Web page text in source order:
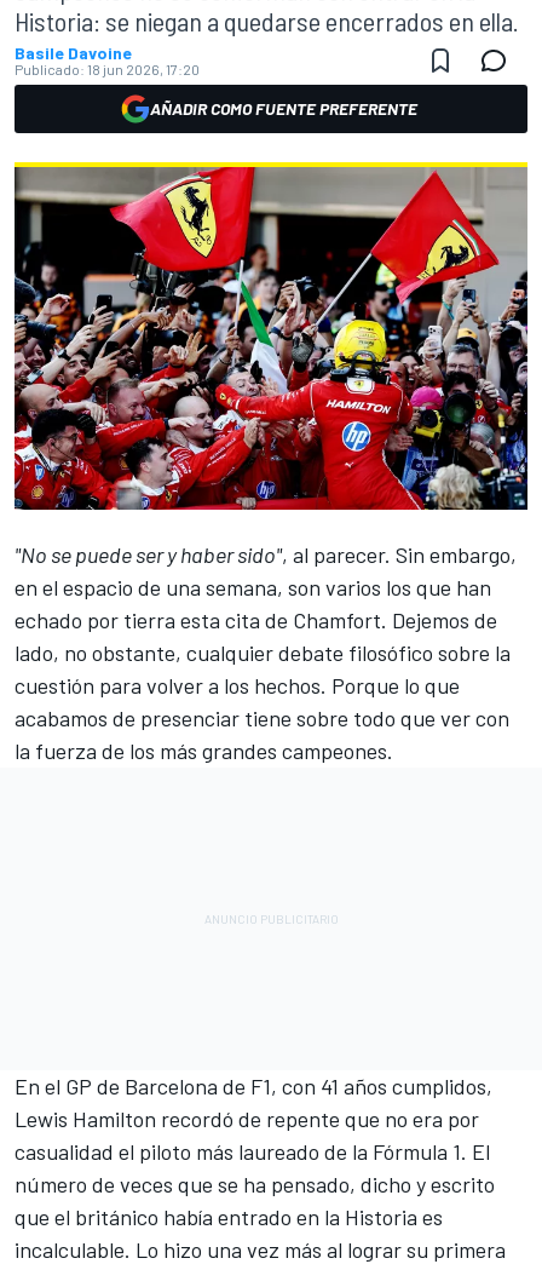
Historia: se niegan a quedarse encerrados en ella.
Basile Davoine
Publicado: 18 jun 2026, 17:20
AÑADIR COMO FUENTE PREFERENTE
"No se puede ser y haber sido", al parecer. Sin embargo,
en el espacio de una semana, son varios los que han
echado por tierra esta cita de Chamfort. Dejemos de
lado, no obstante, cualquier debate filosófico sobre la
cuestión para volver a los hechos. Porque lo que
acabamos de presenciar tiene sobre todo que ver con
la fuerza de los más grandes campeones.
En el GP de Barcelona de F1, con 41 años cumplidos,
Lewis Hamilton recordó de repente que no era por
casualidad el piloto más laureado de la Fórmula 1. El
número de veces que se ha pensado, dicho y escrito
que el británico había entrado en la Historia es
incalculable. Lo hizo una vez más al lograr su primera